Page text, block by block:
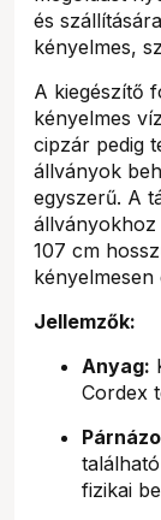
és
kényelmes,
A kiegészítő
kényelmes
cipzár pedig
állványok
egyszerű. A
állványokhoz
107 cm
Jellemzők:
Anyag:
Cordex
fizikai